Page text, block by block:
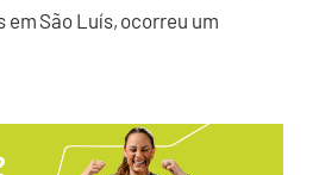
em São Luís, ocorreu um